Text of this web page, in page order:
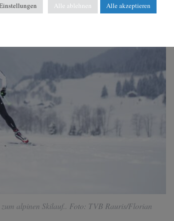
alpinen Skilauf.. Foto: TVB Rauris/Florian
Alle ablehnen Alle akzeptieren